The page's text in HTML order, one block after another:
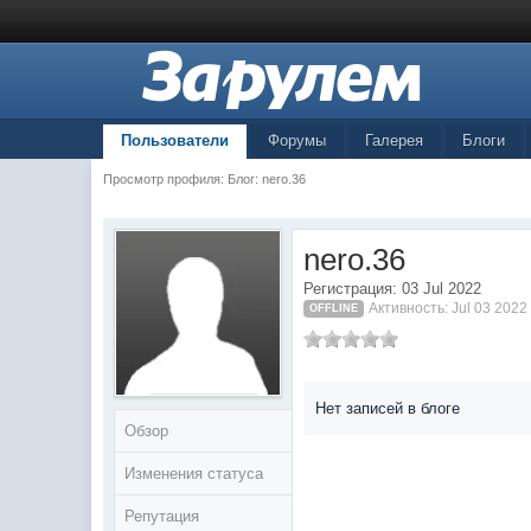
Пользователи Форумы Галерея Блоги
Просмотр профиля: Блог: nero.36
Обзор
Изменения статуса
Репутация
nero.36
Регистрация: 03 Jul 2022
OFFLINE Активность: Jul 03 2022
Нет записей в блоге